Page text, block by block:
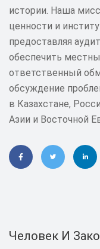
истории. Наша
ценности и
предоставляя
обеспечить
ответственный
обсуждение
в Казахстане,
Азии и Восточной
Человек И